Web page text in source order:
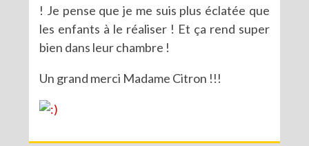
! Je pense que je me suis plus éclatée que
les enfants à le réaliser ! Et ça rend super
bien dans leur chambre !
Un grand merci Madame Citron !!!